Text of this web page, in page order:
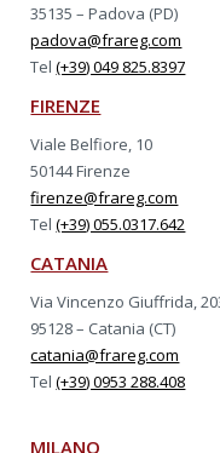
35135 – Padova (PD)
padova@frareg.com
Tel(+39) 049 825.8397
FIRENZE
Viale Belfiore, 10
50144 Firenze
firenze@frareg.com
Tel(+39) 055.0317.642
CATANIA
Via Vincenzo Giuffrida,
95128 – Catania (CT)
catania@frareg.com
Tel(+39) 0953 288.408
MILANO